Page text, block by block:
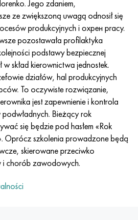
Jego zdaniem,
ze zwiększoną uwagą odnosił się
produkcyjnych i охрен pracy.
pozostawała profilaktyka
podstawy bezpiecznej
skład kierownictwa jednostek.
działów, hal produkcyjnych
To oczywiste rozwiązanie,
jest zapewnienie i kontrola
Bieżący rok
się będzie pod hasłem «Rok
Oprócz szkolenia prowadzone będą
skierowane przeciwko
chorób zawodowych.
- uns 45500
Cw352h
1.5752
sw7m
5-2-5
5-3
sw18